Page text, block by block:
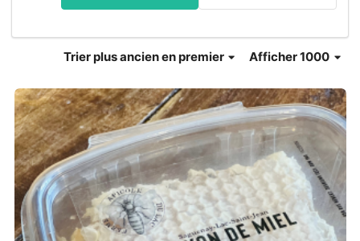
Afficher 1000
Trierplus ancien en premier